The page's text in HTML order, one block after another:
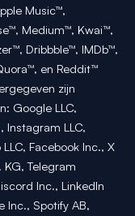
Music™,
Medium™, Kwai™,
Dribbble™, IMDb™,
en Reddit™
zijn
Google LLC,
Instagram LLC,
Facebook Inc., X
Telegram
Inc., LinkedIn
Inc., Spotify AB,